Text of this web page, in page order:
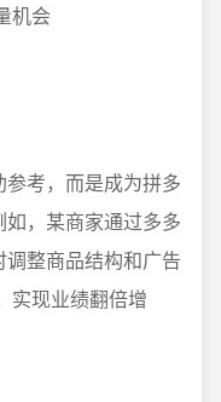
机会
考，而是成为拼多
，某商家通过多多
整商品结构和广告
实现业绩翻倍增